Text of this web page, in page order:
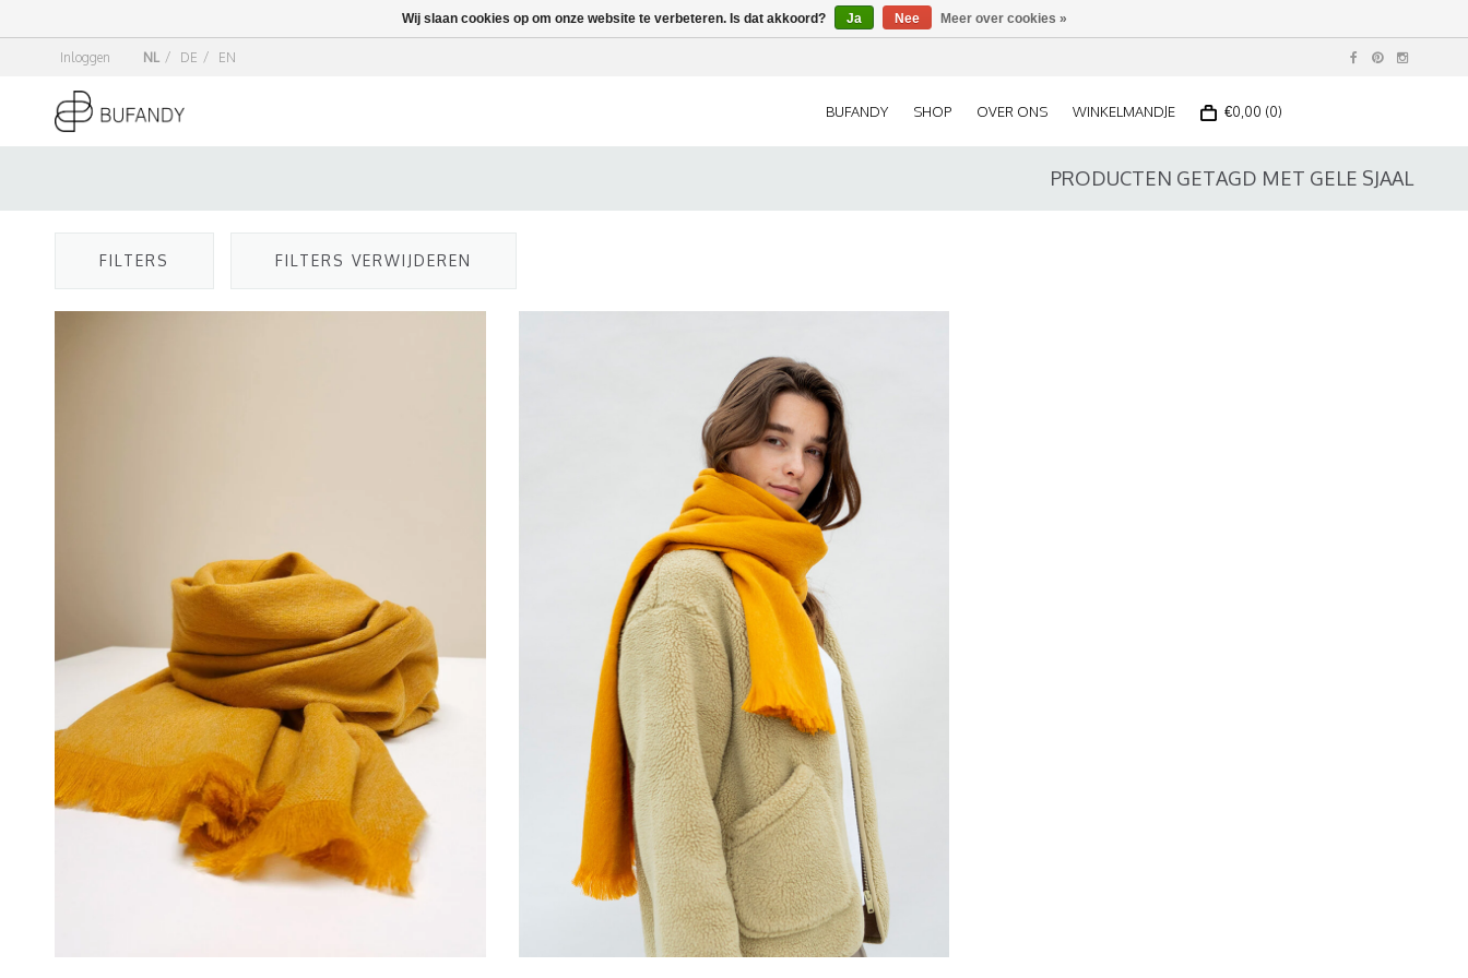
Inloggen NL / DE / EN
BUFANDY SHOP OVER ONS WINKELMANDJE €0,00 (0)
PRODUCTEN GETAGD MET GELE SJAAL
FILTERS FILTERS VERWIJDEREN
Wij slaan cookies op om onze website te verbeteren. Is dat akkoord? Ja Nee Meer over cookies »